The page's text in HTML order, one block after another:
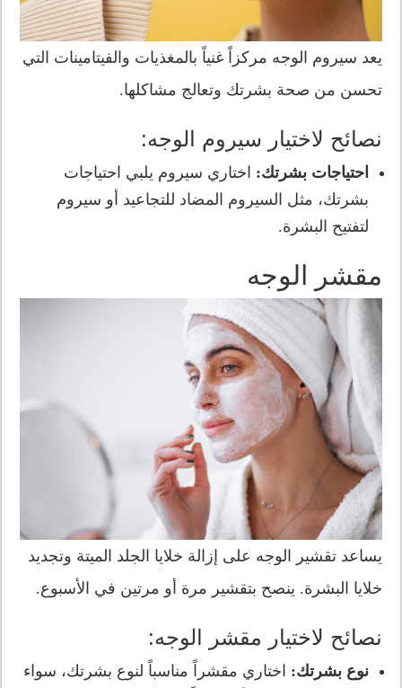
يعد سيروم الوجه مركزاً غنياً بالمغذيات والفيتامينات التي
تحسن من صحة بشرتك وتعالج مشاكلها.
نصائح لاختيار سيروم الوجه:
احتياجات بشرتك: اختاري سيروم يلبي احتياجات
بشرتك، مثل السيروم المضاد للتجاعيد أو سيروم
لتفتيح البشرة.
مقشر الوجه
يساعد تقشير الوجه على إزالة خلايا الجلد الميتة وتجديد
خلايا البشرة. ينصح بتقشير مرة أو مرتين في الأسبوع.
نصائح لاختيار مقشر الوجه:
نوع بشرتك: اختاري مقشراً مناسباً لنوع بشرتك، سواء